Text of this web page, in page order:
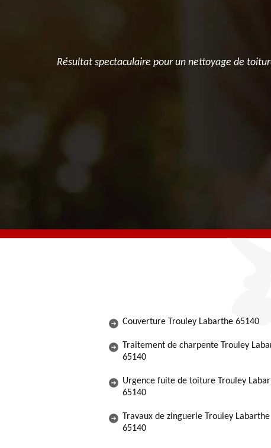
Résultat spectaculaire pour un nettoyage de
Couverture Trouley Labarthe 65140
Traitement de charpente Trouley
65140
Urgence fuite de toiture Trouley
65140
Travaux de zinguerie Trouley Labarthe
65140